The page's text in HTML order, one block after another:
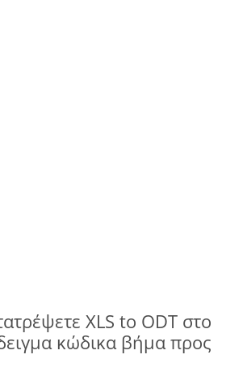
XLS to ODT στο
κώδικα βήμα προς